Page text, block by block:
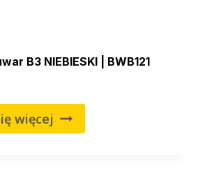
B3 NIEBIESKI | BWB121
więcej